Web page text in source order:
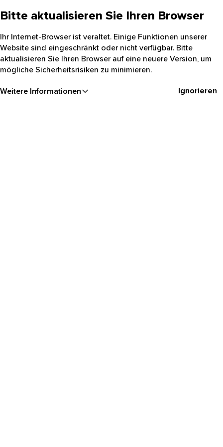
Bitte aktualisieren Sie Ihren Browser
Ihr Internet-Browser ist veraltet. Einige Funktionen unserer
Website sind eingeschränkt oder nicht verfügbar. Bitte
aktualisieren Sie Ihren Browser auf eine neuere Version, um
mögliche Sicherheitsrisiken zu minimieren.
Weitere Informationen Ignorieren